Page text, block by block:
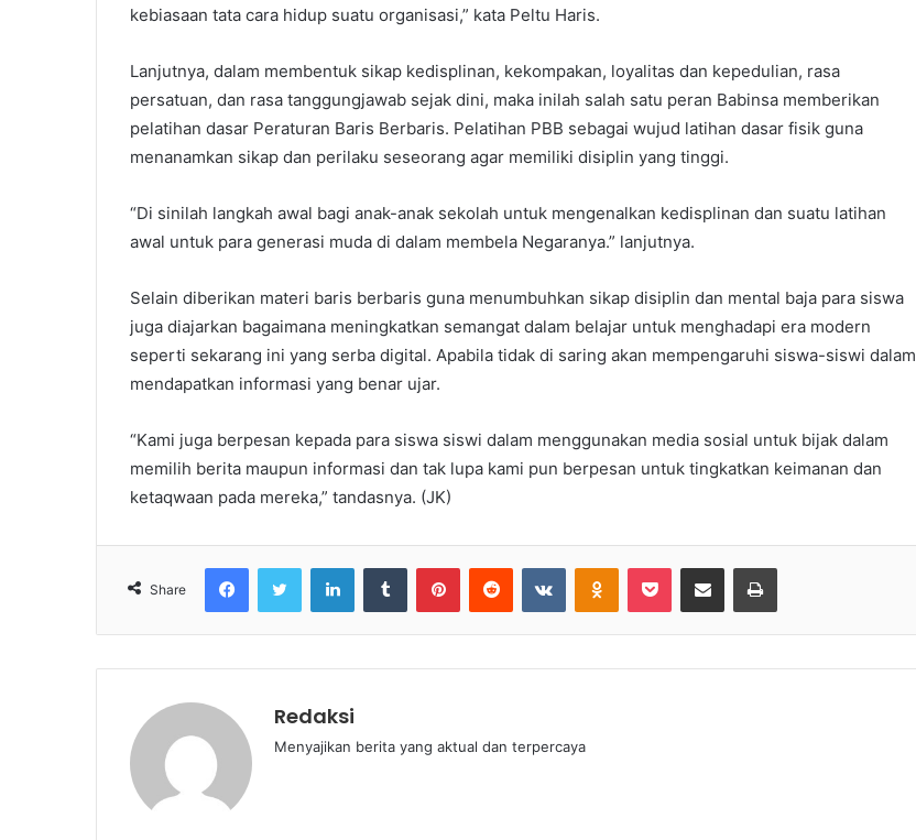
kebiasaan tata cara hidup suatu organisasi,” kata Peltu Haris.
Lanjutnya, dalam membentuk sikap kedisplinan, kekompakan, loyalitas dan kepedulian, rasa
persatuan, dan rasa tanggungjawab sejak dini, maka inilah salah satu peran Babinsa memberikan
pelatihan dasar Peraturan Baris Berbaris. Pelatihan PBB sebagai wujud latihan dasar fisik guna
menanamkan sikap dan perilaku seseorang agar memiliki disiplin yang tinggi.
“Di sinilah langkah awal bagi anak-anak sekolah untuk mengenalkan kedisplinan dan suatu latihan
awal untuk para generasi muda di dalam membela Negaranya.” lanjutnya.
Selain diberikan materi baris berbaris guna menumbuhkan sikap disiplin dan mental baja para siswa
juga diajarkan bagaimana meningkatkan semangat dalam belajar untuk menghadapi era modern
seperti sekarang ini yang serba digital. Apabila tidak di saring akan mempengaruhi siswa-siswi dalam
mendapatkan informasi yang benar ujar.
“Kami juga berpesan kepada para siswa siswi dalam menggunakan media sosial untuk bijak dalam
memilih berita maupun informasi dan tak lupa kami pun berpesan untuk tingkatkan keimanan dan
ketaqwaan pada mereka,” tandasnya. (JK)
Share
FacebookTwitter LinkedInTumblr PinterestReddit VKontakteOdnoklassniki
Pocket Share via Email Print
Redaksi
Menyajikan berita yang aktual dan terpercaya